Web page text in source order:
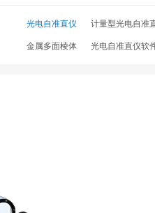
光电自准直仪 计量型光电自准
金属多面棱体 光电自准直仪软